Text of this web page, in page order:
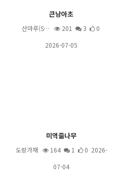
큰낭아초
산마루(S… 201 3
0
2026-07-05
미역줄나무
도랑가재 164 1
0 2026-
07-04